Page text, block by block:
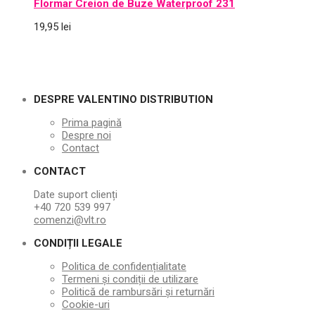
Flormar Creion de Buze Waterproof 231
19,95 lei
DESPRE VALENTINO DISTRIBUTION
Prima pagină
Despre noi
Contact
CONTACT
Date suport clienți
+40 720 539 997
comenzi@vlt.ro
CONDIȚII LEGALE
Politica de confidențialitate
Termeni și condiții de utilizare
Politică de rambursări și returnări
Cookie-uri